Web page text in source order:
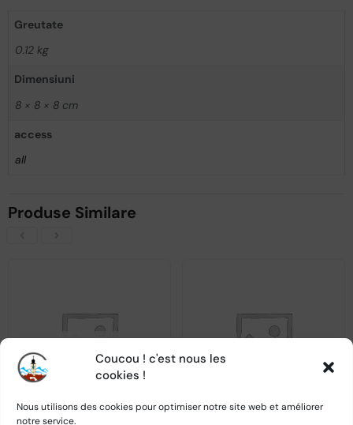
Coucou ! c'est nous les
cookies !
Nous utilisons des cookies pour optimiser notre site web et améliorer
notre service.
Greutate
0.12 kg
Dimensiuni
8 × 8 × 8 cm
access
all
Produse Similare